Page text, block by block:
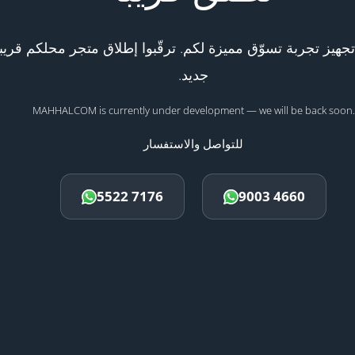
تجربة تسوّق مميزة لكم. ترقّبوا إطلاق متجر محلكم
جديد.
MAHHALCOM is currently under development — we will be back soon.
للتواصل والاستفسار
5522 7176 9003 4660